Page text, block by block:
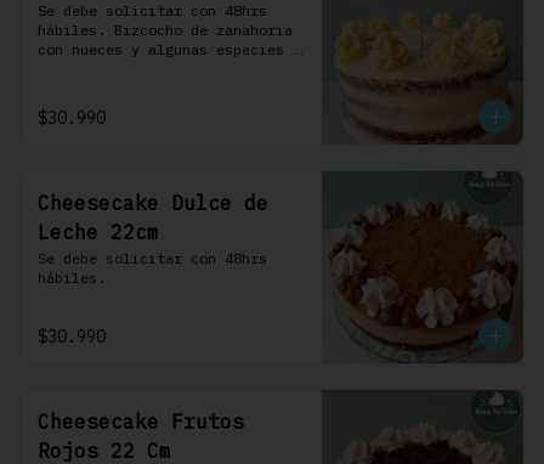
Se debe solicitar con 48hrs
hábiles. Bizcocho de zanahoria
con nueces y algunas especies
crema.
$30.990
Cheesecake Dulce de
Leche 22cm
Se debe solicitar con 48hrs
hábiles.
$30.990
Cheesecake Frutos
Rojos 22 Cm